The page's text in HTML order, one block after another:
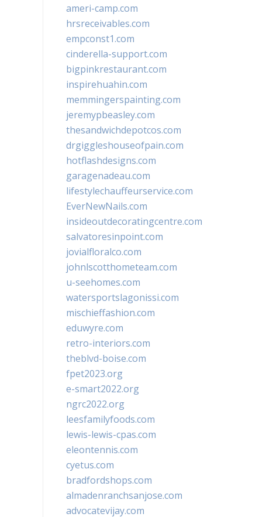
ameri-camp.com
hrsreceivables.com
empconst1.com
cinderella-support.com
bigpinkrestaurant.com
inspirehuahin.com
memmingerspainting.com
jeremypbeasley.com
thesandwichdepotcos.com
drgiggleshouseofpain.com
hotflashdesigns.com
garagenadeau.com
lifestylechauffeurservice.com
EverNewNails.com
insideoutdecoratingcentre.com
salvatoresinpoint.com
jovialfloralco.com
johnlscotthometeam.com
u-seehomes.com
watersportslagonissi.com
mischieffashion.com
eduwyre.com
retro-interiors.com
theblvd-boise.com
fpet2023.org
e-smart2022.org
ngrc2022.org
leesfamilyfoods.com
lewis-lewis-cpas.com
eleontennis.com
cyetus.com
bradfordshops.com
almadenranchsanjose.com
advocatevijay.com